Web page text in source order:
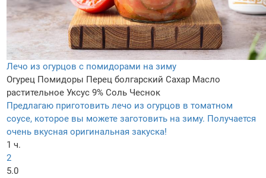
Лечо из огурцов с помидорами на зиму
Огурец Помидоры Перец болгарский Сахар Масло
растительное Уксус 9% Соль Чеснок
Предлагаю приготовить лечо из огурцов в томатном
соусе, которое вы можете заготовить на зиму. Получается
очень вкусная оригинальная закуска!
1 ч.
2
5.0